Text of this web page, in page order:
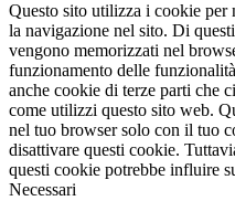
Questo sito utilizza i cookie per
la navigazione nel sito. Di
vengono memorizzati nel
funzionamento delle
anche cookie di terze parti che
come utilizzi questo sito web.
nel tuo browser solo con il tuo
disattivare questi cookie.
questi cookie potrebbe influire
Necessari